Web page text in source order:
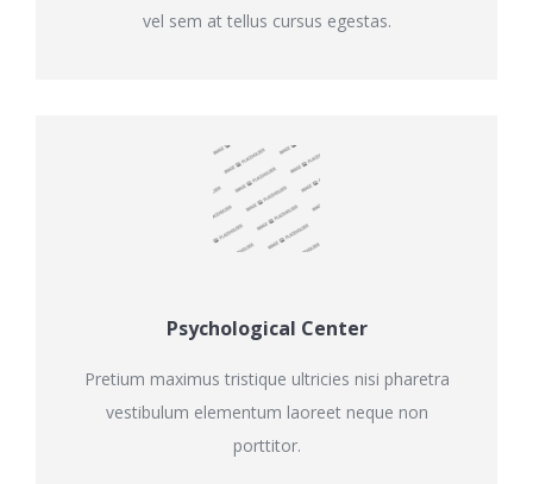
vel sem at tellus cursus egestas.
Psychological Center
Pretium maximus tristique ultricies nisi pharetra
vestibulum elementum laoreet neque non
porttitor.